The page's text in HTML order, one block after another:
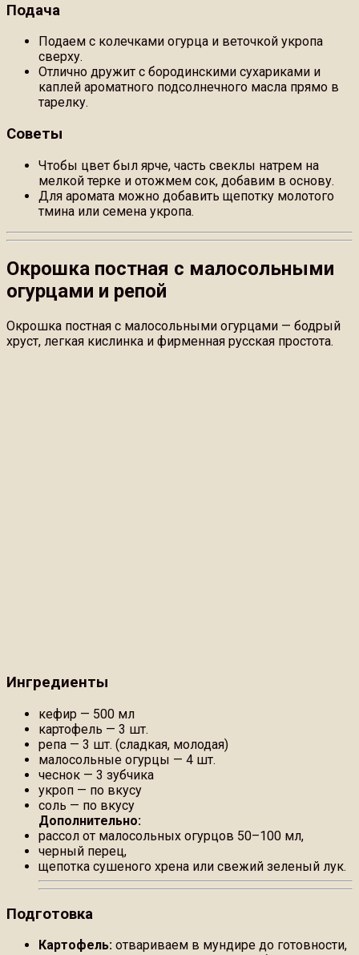
Подача
Подаем с колечками огурца и веточкой укропа
сверху.
Отлично дружит с бородинскими сухариками и
каплей ароматного подсолнечного масла прямо в
тарелку.
Советы
Чтобы цвет был ярче, часть свеклы натрем на
мелкой терке и отожмем сок, добавим в основу.
Для аромата можно добавить щепотку молотого
тмина или семена укропа.
Окрошка постная с малосольными
огурцами и репой
Окрошка постная с малосольными огурцами — бодрый
хруст, легкая кислинка и фирменная русская простота.
Ингредиенты
кефир — 500 мл
картофель — 3 шт.
репа — 3 шт. (сладкая, молодая)
малосольные огурцы — 4 шт.
чеснок — 3 зубчика
укроп — по вкусу
соль — по вкусу
Дополнительно:
рассол от малосольных огурцов 50–100 мл,
черный перец,
щепотка сушеного хрена или свежий зеленый лук.
Подготовка
Картофель: отвариваем в мундире до готовности,